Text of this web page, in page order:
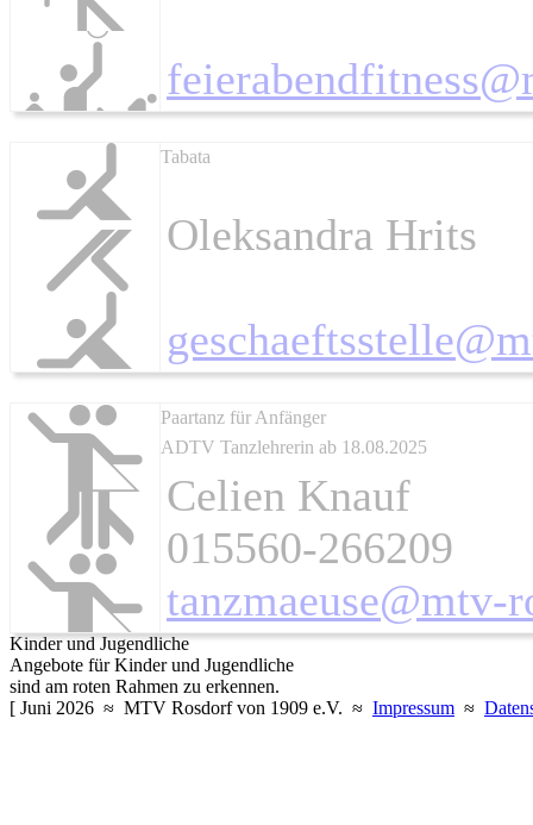
Tabata
Oleksandra Hrits
Paartanz für Anfänger
ADTV Tanzlehrerin ab 18.08.2025
Celien Knauf
015560-266209
tanzmaeuse@mtv-
Kinder und Jugendliche
Angebote für Kinder und Jugendliche
sind am roten Rahmen zu erkennen.
[ Juni 2026 ≈ MTV Rosdorf von 1909 e.V. ≈ Impressum ≈